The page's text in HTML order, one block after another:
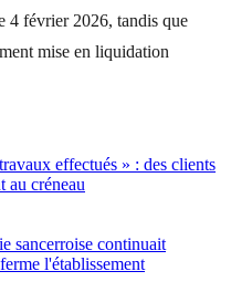
4 février 2026, tandis que
mise en liquidation
effectués » : des clients
au créneau
sancerroise continuait
l'établissement